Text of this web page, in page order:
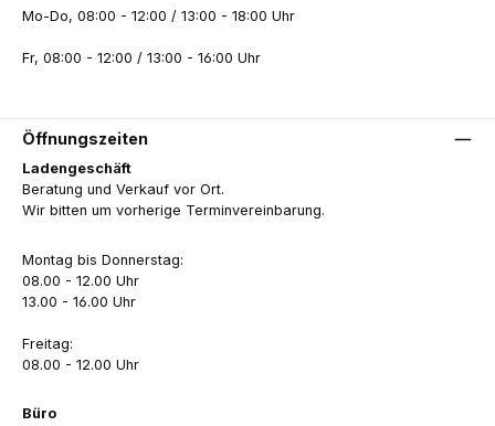
Mo-Do, 08:00 - 12:00 / 13:00 - 18:00 Uhr
Fr, 08:00 - 12:00 / 13:00 - 16:00 Uhr
Öffnungszeiten
Ladengeschäft
Beratung und Verkauf vor Ort.
Wir bitten um vorherige Terminvereinbarung.
Montag bis Donnerstag:
08.00 - 12.00 Uhr
13.00 - 16.00 Uhr
Freitag:
08.00 - 12.00 Uhr
Büro